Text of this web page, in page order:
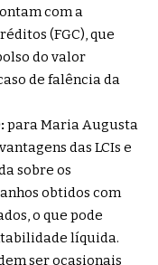
com a
(FGC), que
do valor
de falência da
para Maria Augusta
das LCIs e
sobre os
obtidos com
o que pode
líquida.
ser ocasionais